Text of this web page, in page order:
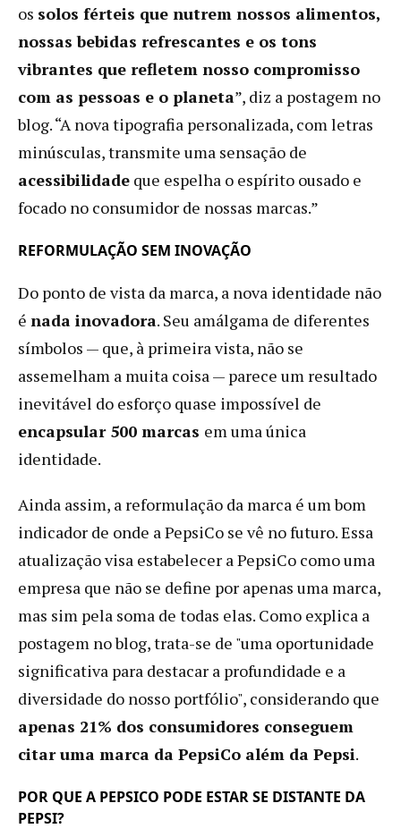
ser
‘apenas
um
refrigerante
açucarado’
os solos férteis que nutrem nossos alimentos,
nossas bebidas refrescantes e os tons
vibrantes que refletem nosso compromisso
com as pessoas e o planeta”, diz a postagem no
blog. “A nova tipografia personalizada, com letras
minúsculas, transmite uma sensação de
acessibilidade que espelha o espírito ousado e
focado no consumidor de nossas marcas.”
REFORMULAÇÃO SEM INOVAÇÃO
Do ponto de vista da marca, a nova identidade não
é nada inovadora. Seu amálgama de diferentes
símbolos — que, à primeira vista, não se
assemelham a muita coisa — parece um resultado
inevitável do esforço quase impossível de
encapsular 500 marcas em uma única
identidade.
Ainda assim, a reformulação da marca é um bom
indicador de onde a PepsiCo se vê no futuro. Essa
atualização visa estabelecer a PepsiCo como uma
empresa que não se define por apenas uma marca,
mas sim pela soma de todas elas. Como explica a
postagem no blog, trata-se de "uma oportunidade
significativa para destacar a profundidade e a
diversidade do nosso portfólio", considerando que
apenas 21% dos consumidores conseguem
citar uma marca da PepsiCo além da Pepsi.
POR QUE A PEPSICO PODE ESTAR SE DISTANTE DA
PEPSI?